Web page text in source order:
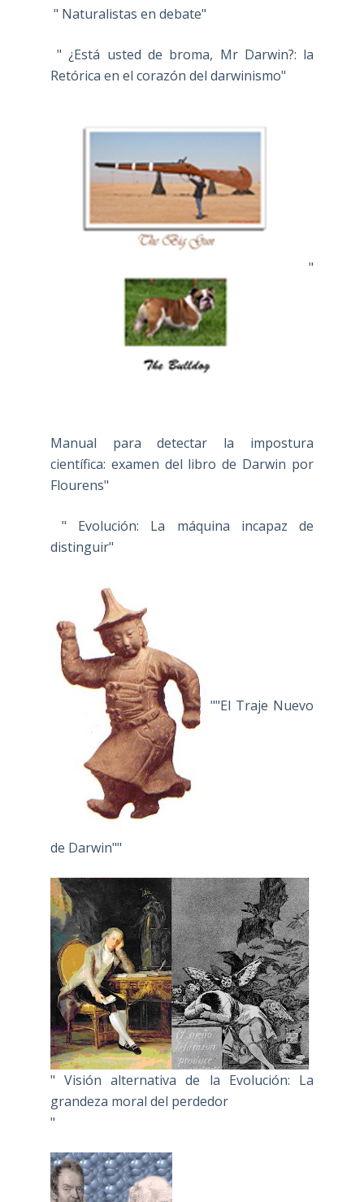
" Naturalistas en debate"
" ¿Está usted de broma, Mr Darwin?: la
Retórica en el corazón del darwinismo"
"
Manual para detectar la impostura
científica: examen del libro de Darwin por
Flourens"
" Evolución: La máquina incapaz de
distinguir"
""El Traje Nuevo
de Darwin""
" Visión alternativa de la Evolución: La
grandeza moral del perdedor
"